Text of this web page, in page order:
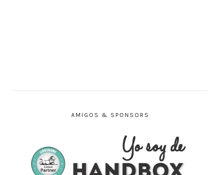
AMIGOS & SPONSORS